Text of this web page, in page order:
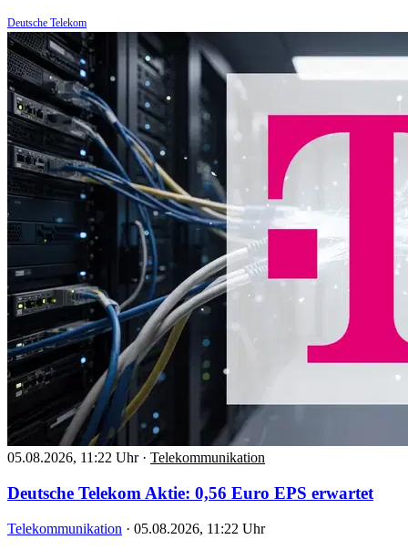
Deutsche Telekom
05.08.2026, 11:22 Uhr · Telekommunikation
Deutsche Telekom Aktie: 0,56 Euro EPS erwartet
Telekommunikation · 05.08.2026, 11:22 Uhr